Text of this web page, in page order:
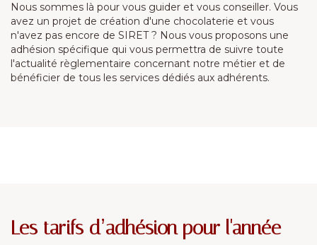
Nous sommes là pour vous guider et vous conseiller. Vous
avez un projet de création d'une chocolaterie et vous
n'avez pas encore de SIRET ? Nous vous proposons une
adhésion spécifique qui vous permettra de suivre toute
l'actualité règlementaire concernant notre métier et de
bénéficier de tous les services dédiés aux adhérents.
Les tarifs d’adhésion pour l'année